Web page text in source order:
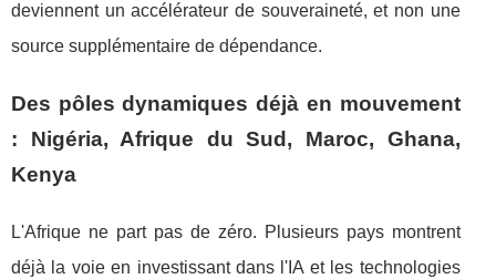
deviennent un accélérateur de souveraineté, et non une
source supplémentaire de dépendance.
Des pôles dynamiques déjà en mouvement
: Nigéria, Afrique du Sud, Maroc, Ghana,
Kenya
L'Afrique ne part pas de zéro. Plusieurs pays montrent
déjà la voie en investissant dans l'IA et les technologies